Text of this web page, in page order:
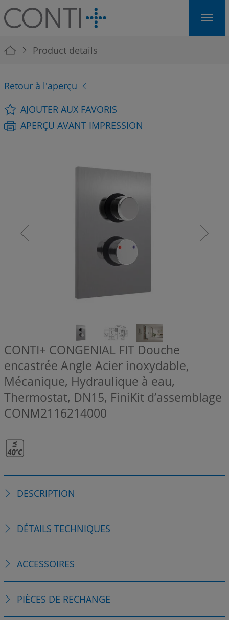
Skip to main navigation
Skip to main content
Skip to page footer
You are here:
Product details
Retour à l'aperçu
AJOUTER AUX FAVORIS
APERÇU AVANT IMPRESSION
CONTI+ CONGENIAL FIT Douche
encastrée Angle Acier inoxydable,
Mécanique, Hydraulique à eau,
Thermostat, DN15, FiniKit d’assemblage
CONM2116214000
DESCRIPTION
DÉTAILS TECHNIQUES
ACCESSOIRES
PIÈCES DE RECHANGE